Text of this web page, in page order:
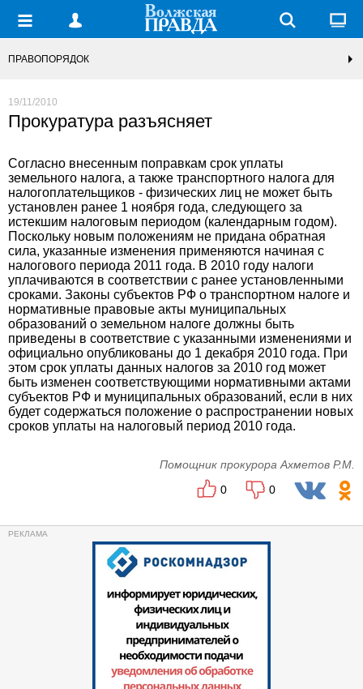
ПРАВОПОРЯДОК
19/11/2010
Прокуратура разъясняет
Согласно внесенным поправкам срок уплаты
земельного налога, а также транспортного налога для
налогоплательщиков - физических лиц не может быть
установлен ранее 1 ноября года, следующего за
истекшим налоговым периодом (календарным годом).
Поскольку новым положениям не придана обратная
сила, указанные изменения применяются начиная с
налогового периода 2011 года. В 2010 году налоги
уплачиваются в соответствии с ранее установленными
сроками. Законы субъектов РФ о транспортном налоге и
нормативные правовые акты муниципальных
образований о земельном налоге должны быть
приведены в соответствие с указанными изменениями и
официально опубликованы до 1 декабря 2010 года. При
этом срок уплаты данных налогов за 2010 год может
быть изменен соответствующими нормативными актами
субъектов РФ и муниципальных образований, если в них
будет содержаться положение о распространении новых
сроков уплаты на налоговый период 2010 года.
Помощник прокурора Ахметов Р.М.
0
0